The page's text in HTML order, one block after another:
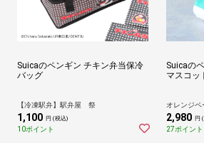
Suicaのペンギン チキン弁当保冷
バッグ
【冷凍駅弁】駅弁屋 祭
1,100 円 (税込)
10ポイント
Suicaの
マスコッ
オレンジ
2,980 円
27ポイント